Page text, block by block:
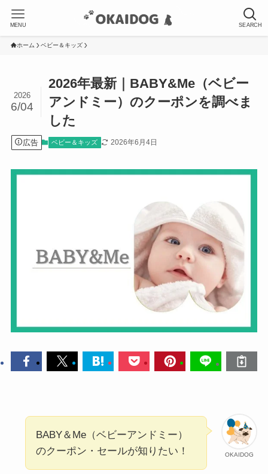
SEARCH
MENU
ホーム ベビー＆キッズ
2026年最新｜BABY&Me（ベビー
アンドミー）のクーポンを調べま
した
2026
6/04
広告 ベビー＆キッズ 2026年6月4日
OKAIDOG
BABY＆Me（ベビーアンドミー）
のクーポン・セールが知りたい！